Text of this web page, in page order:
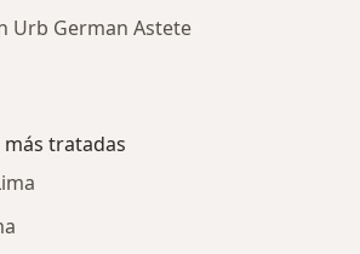
Urb German Astete
tratadas